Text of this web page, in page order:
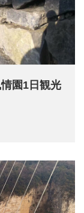
土家風情園1日観光